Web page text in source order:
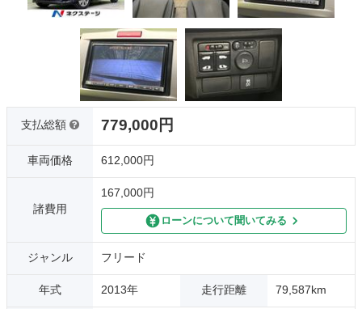
支払総額 779,000円
車両価格 612,000円
諸費用
167,000円
ローンについて聞いてみる
ジャンル フリード
年式 2013年 走行距離 79,587km